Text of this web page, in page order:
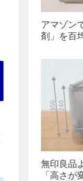
アマゾン
剤」を百
無印良品
「高さが